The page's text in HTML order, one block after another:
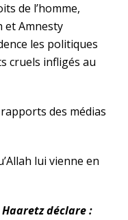
de l’homme,
et Amnesty
les politiques
cruels infligés au
des médias
lui vienne en
déclare :